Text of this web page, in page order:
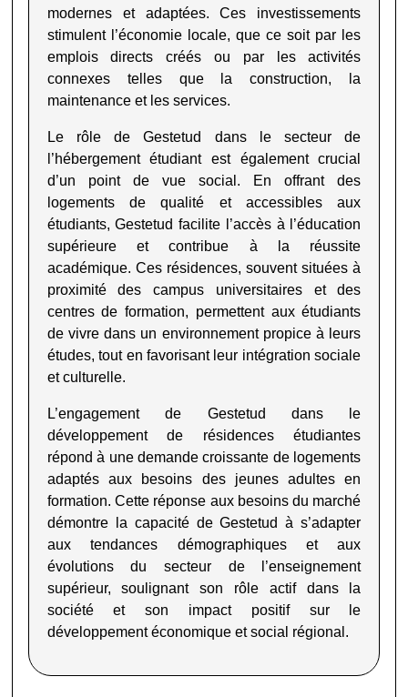
modernes et adaptées. Ces investissements
stimulent l’économie locale, que ce soit par les
emplois directs créés ou par les activités
connexes telles que la construction, la
maintenance et les services.
Le rôle de Gestetud dans le secteur de
l’hébergement étudiant est également crucial
d’un point de vue social. En offrant des
logements de qualité et accessibles aux
étudiants, Gestetud facilite l’accès à l’éducation
supérieure et contribue à la réussite
académique. Ces résidences, souvent situées à
proximité des campus universitaires et des
centres de formation, permettent aux étudiants
de vivre dans un environnement propice à leurs
études, tout en favorisant leur intégration sociale
et culturelle.
L’engagement de Gestetud dans le
développement de résidences étudiantes
répond à une demande croissante de logements
adaptés aux besoins des jeunes adultes en
formation. Cette réponse aux besoins du marché
démontre la capacité de Gestetud à s’adapter
aux tendances démographiques et aux
évolutions du secteur de l’enseignement
supérieur, soulignant son rôle actif dans la
société et son impact positif sur le
développement économique et social régional.